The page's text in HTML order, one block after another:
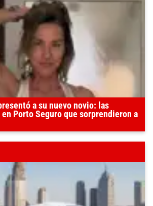
a su nuevo novio: las
Porto Seguro que sorprendieron a